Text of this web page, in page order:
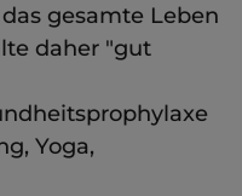
gesamte Leben
daher "gut
Yoga,